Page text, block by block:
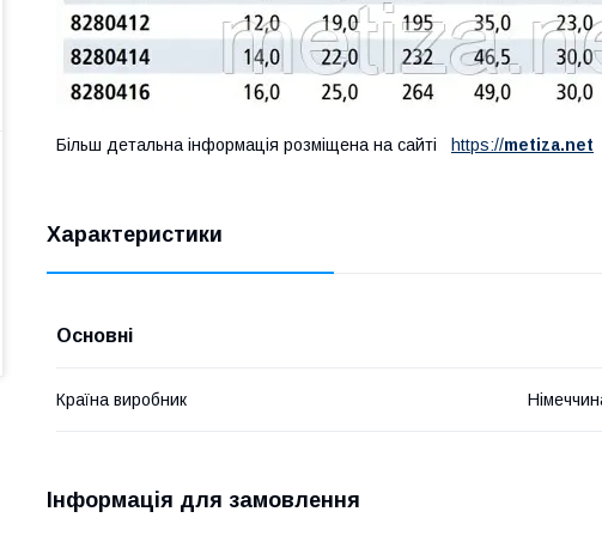
Більш детальна інформація розміщена на сайті https://metiza.net
Характеристики
Основні
Країна виробник
Інформація для замовлення